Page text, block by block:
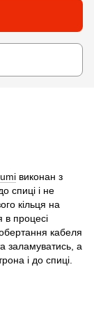
виконан з
спиці і не
кільця на
в процесі
кабеля
заламуватись, а
і до спиці.